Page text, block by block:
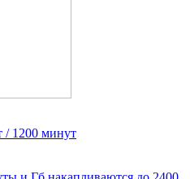
/ 1200 минут